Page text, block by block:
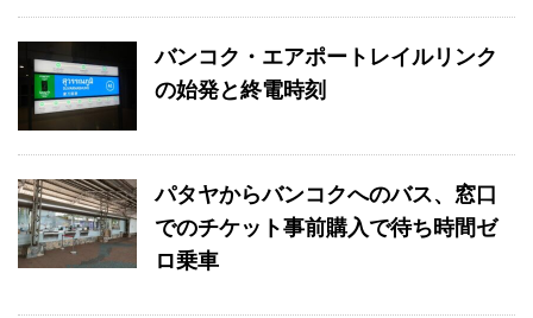
バンコク・エアポートレイルリンク
の始発と終電時刻
パタヤからバンコクへのバス、窓口
でのチケット事前購入で待ち時間ゼ
ロ乗車